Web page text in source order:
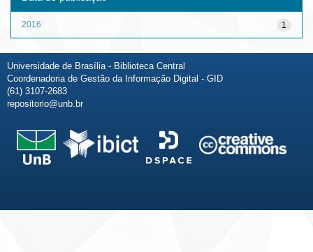
1
2016
Universidade de Brasília - Biblioteca Central
Coordenadoria de Gestão da Informação Digital - GID
(61) 3107-2683
repositorio@unb.br